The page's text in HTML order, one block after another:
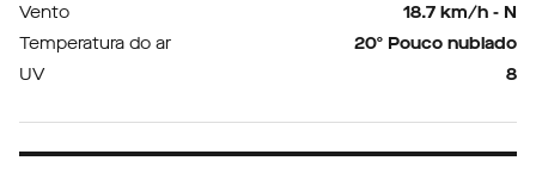
Vento
18.7 km/h - N
Temperatura do ar
20º Pouco nublado
UV
8